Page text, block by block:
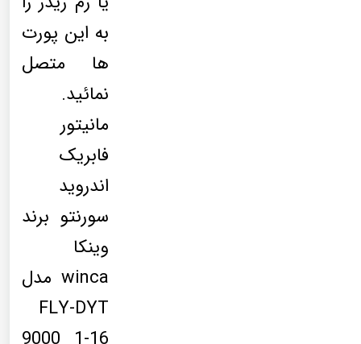
به این پورت
ها متصل
نمائید.
مانیتور
فابریک
اندروید
سورنتو برند
وینکا
winca مدل
FLY-DYT